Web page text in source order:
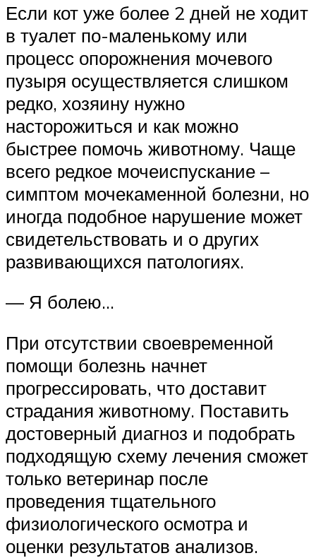
Если кот уже более 2 дней не ходит
в туалет по-маленькому или
процесс опорожнения мочевого
пузыря осуществляется слишком
редко, хозяину нужно
насторожиться и как можно
быстрее помочь животному. Чаще
всего редкое мочеиспускание –
симптом мочекаменной болезни, но
иногда подобное нарушение может
свидетельствовать и о других
развивающихся патологиях.
— Я болею…
При отсутствии своевременной
помощи болезнь начнет
прогрессировать, что доставит
страдания животному. Поставить
достоверный диагноз и подобрать
подходящую схему лечения сможет
только ветеринар после
проведения тщательного
физиологического осмотра и
оценки результатов анализов.